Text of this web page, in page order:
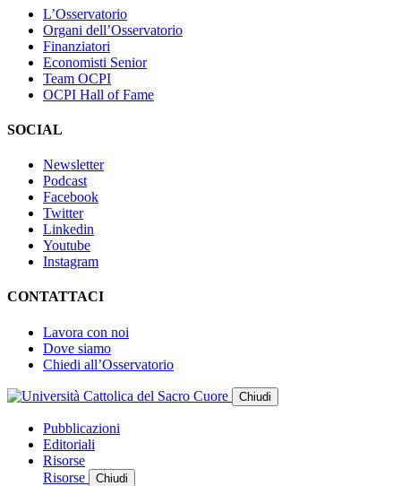
L’Osservatorio
Organi dell’Osservatorio
Finanziatori
Economisti Senior
Team OCPI
OCPI Hall of Fame
SOCIAL
Newsletter
Podcast
Facebook
Twitter
Linkedin
Youtube
Instagram
CONTATTACI
Lavora con noi
Dove siamo
Chiedi all’Osservatorio
Chiudi
Pubblicazioni
Editoriali
Risorse
Risorse
Chiudi